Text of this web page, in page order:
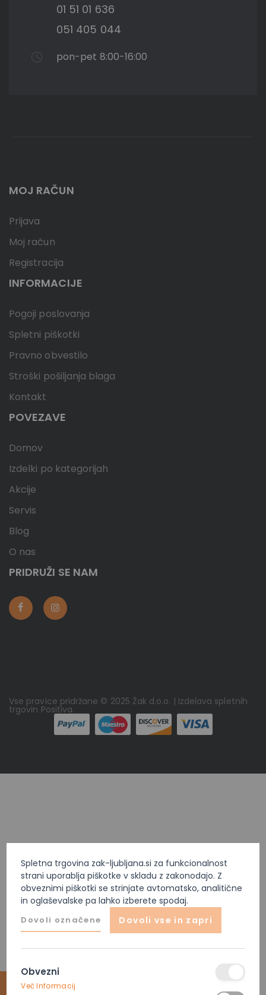
Obvezni
Več Informacij
Spletna trgovina zak-ljubljana.si za funkcionalnost
strani uporablja piškotke v skladu z zakonodajo. Z
obveznimi piškotki se strinjate avtomatsko, analitične
in oglaševalske pa lahko izberete spodaj.
Dovoli označene Dovoli vse in zapri
01 51 01 636
051 405 044
pon-pet 8:00-16:00
MOJ RAČUN
Prijava
Moj račun
Registracija
INFORMACIJE
Pogoji poslovanja
Spletni piškotki
Pravno obvestilo
Stroški pošiljanja blaga
Kontakt
POVEZAVE
Domov
Izdelki po kategorijah
Akcije
Servis
Blog
O nas
PRIDRUŽI SE NAM
Vse pravice pridržane © 2025 Žak d.o.o. | Izdelava spletnih
trgovin Positiva.